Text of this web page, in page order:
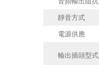
靜音方式
電源供應
輸出插頭型式